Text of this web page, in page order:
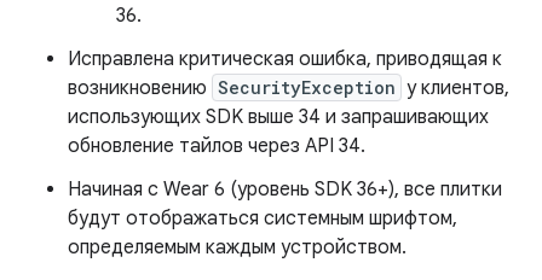
36.
Исправлена ​​критическая ошибка, приводящая к
возникновению SecurityException у клиентов,
использующих SDK выше 34 и запрашивающих
обновление тайлов через API 34.
Начиная с Wear 6 (уровень SDK 36+), все плитки
будут отображаться системным шрифтом,
определяемым каждым устройством.